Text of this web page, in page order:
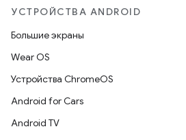
УСТРОЙСТВА ANDROID
Большие экраны
Wear OS
Устройства ChromeOS
Android for Cars
Android TV